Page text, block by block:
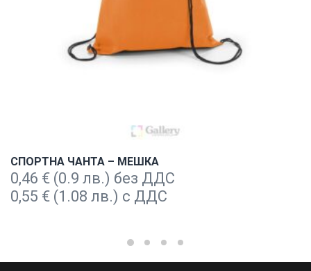
СПОРТНА ЧАНТА – МЕШКА
0,46 € (0.9 лв.) без ДДС
0,55 € (1.08 лв.) с ДДС